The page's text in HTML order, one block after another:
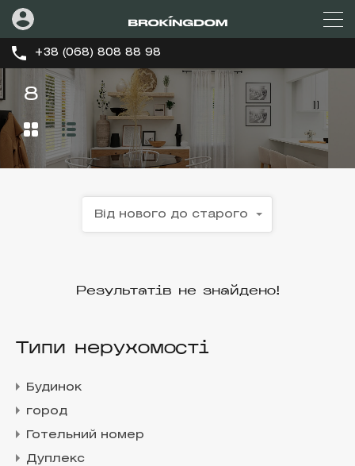
+38 (068) 808 88 98
8
Від нового до старого
Результатів не знайдено!
Типи нерухомості
Будинок
город
Готельний номер
Дуплекс